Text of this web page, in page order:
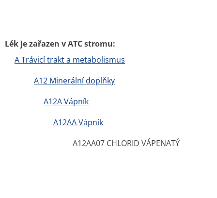
Lék je zařazen v ATC stromu:
A Trávicí trakt a metabolismus
A12 Minerální doplňky
A12A Vápník
A12AA Vápník
A12AA07 CHLORID VÁPENATÝ